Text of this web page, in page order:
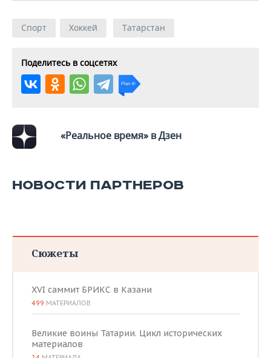
Спорт Хоккей Татарстан
Поделитесь в соцсетях
«Реальное время» в Дзен
НОВОСТИ ПАРТНЕРОВ
Сюжеты
XVI саммит БРИКС в Казани
499 МАТЕРИАЛОВ
Великие воины Татарии. Цикл исторических
материалов